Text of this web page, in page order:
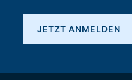
JETZT ANMELDEN